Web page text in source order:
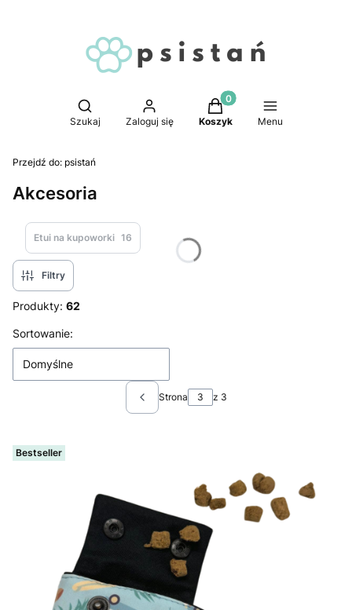
Otwórz wyszukiwarkę
Szukaj Zaloguj się
Produkty w koszyku: 0.
Koszyk Menu
Przejdź do: psistań
Akcesoria
Etui na kupoworki 16
Filtry
Produkty: 62
Lista produktów
Sortowanie:
Domyślne
Poprzednie produkty
Strona z 3
Bestseller